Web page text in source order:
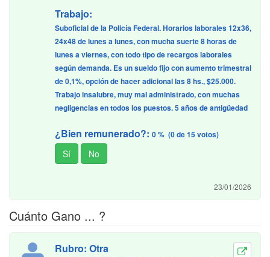
Trabajo:
Suboficial de la Policía Federal. Horarios laborales 12x36,
24x48 de lunes a lunes, con mucha suerte 8 horas de
lunes a viernes, con todo tipo de recargos laborales
según demanda. Es un sueldo fijo con aumento trimestral
de 0,1%, opción de hacer adicional las 8 hs., $25.000.
Trabajo insalubre, muy mal administrado, con muchas
negligencias en todos los puestos. 5 años de antigüedad
¿Bien remunerado?: 0 % (0 de 15 votos)
23/01/2026
Cuánto Gano ... ?
Rubro: Otra